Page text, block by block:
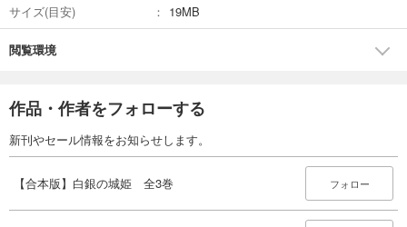
サイズ(目安)
19MB
閲覧環境
作品・作者をフォローする
新刊やセール情報をお知らせします。
【合本版】白銀の城姫 全3巻 フォロー